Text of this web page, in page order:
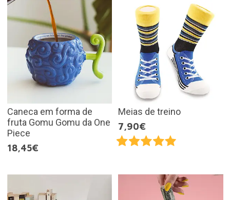
Caneca em forma de
fruta Gomu Gomu da One
Piece
18,45€
Meias de treino
7,90€